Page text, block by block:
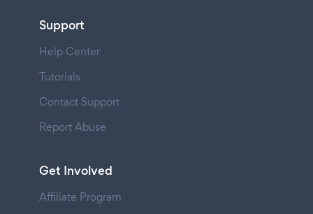
Support
Help Center
Tutorials
Contact Support
Report Abuse
Get Involved
Affiliate Program